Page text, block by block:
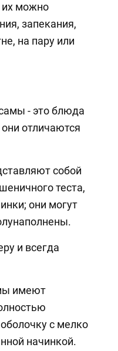
их можно
запекания,
на пару или
- это блюда
они отличаются
собой
теста,
они могут
и всегда
имеют
с мелко
начинкой.